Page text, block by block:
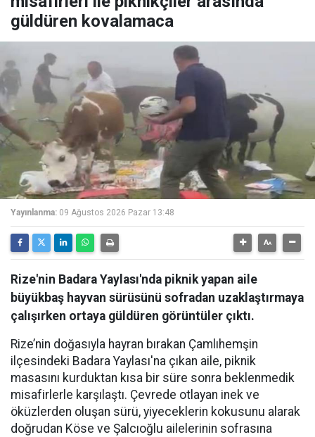
güldüren kovalamaca
Yayınlanma: 09 Ağustos 2026 Pazar 13:48
Rize'nin Badara Yaylası'nda piknik yapan aile
büyükbaş hayvan sürüsünü sofradan uzaklaştırmaya
çalışırken ortaya güldüren görüntüler çıktı.
Rize’nin doğasıyla hayran bırakan Çamlıhemşin
ilçesindeki Badara Yaylası'na çıkan aile, piknik
masasını kurduktan kısa bir süre sonra beklenmedik
misafirlerle karşılaştı. Çevrede otlayan inek ve
öküzlerden oluşan sürü, yiyeceklerin kokusunu alarak
doğrudan Köse ve Şalcıoğlu ailelerinin sofrasına